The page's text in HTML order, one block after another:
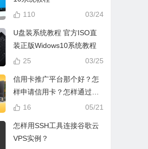
03/24
110
U盘装系统教程 官方ISO直
装正版Widows10系统教程
03/25
25
信用卡推广平台那个好？怎
样申请信用卡？怎样通过手
机网络推广信用卡赚钱？05/21
16
怎样用SSH工具连接谷歌云
VPS实例？